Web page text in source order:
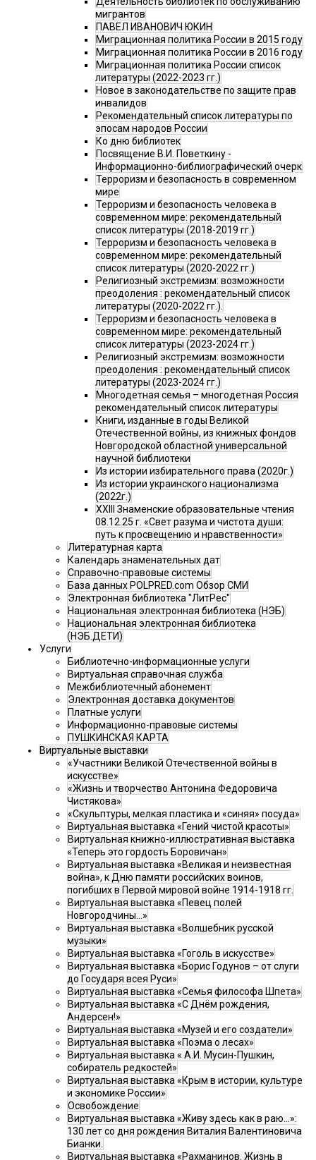
мигрантов
ПАВЕЛ ИВАНОВИЧ ЮКИН
Миграционная политика России в 2015 году
Миграционная политика России в 2016 году
Миграционная политика России список
литературы (2022-2023 гг.)
Новое в законодательстве по защите прав
инвалидов
Рекомендательный список литературы по
эпосам народов России
Ко дню библиотек
Посвящение В.И. Поветкину -
Информационно-библиографический очерк
Терроризм и безопасность в современном
мире
Терроризм и безопасность человека в
современном мире: рекомендательный
список литературы (2018-2019 гг.)
Терроризм и безопасность человека в
современном мире: рекомендательный
список литературы (2020-2022 гг.)
Религиозный экстремизм: возможности
преодоления : рекомендательный список
литературы (2020-2022 гг.).
Терроризм и безопасность человека в
современном мире: рекомендательный
список литературы (2023-2024 гг.)
Религиозный экстремизм: возможности
преодоления : рекомендательный список
литературы (2023-2024 гг.)
Многодетная семья – многодетная Россия
рекомендательный список литературы
Книги, изданные в годы Великой
Отечественной войны, из книжных фондов
Новгородской областной универсальной
научной библиотеки
Из истории избирательного права (2020г.)
Из истории украинского национализма
(2022г.)
XXIII Знаменские образовательные чтения
08.12.25 г. «Свет разума и чистота души:
путь к просвещению и нравственности»
Литературная карта
Календарь знаменательных дат
Справочно-правовые системы
База данных POLPRED.com Обзор СМИ
Электронная библиотека "ЛитРес"
Национальная электронная библиотека (НЭБ)
Национальная электронная библиотека
(НЭБ.ДЕТИ)
Услуги
Библиотечно-информационные услуги
Виртуальная справочная служба
Межбиблиотечный абонемент
Электронная доставка документов
Платные услуги
Информационно-правовые системы
ПУШКИНСКАЯ КАРТА
Виртуальные выставки
«Участники Великой Отечественной войны в
искусстве»
«Жизнь и творчество Антонина Федоровича
Чистякова»
«Скульптуры, мелкая пластика и «синяя» посуда»
Виртуальная выставка «Гений чистой красоты»
Виртуальная книжно-иллюстративная выставка
«Теперь это гордость Боровичан»
Виртуальная выставка «Великая и неизвестная
война», к Дню памяти российских воинов,
погибших в Первой мировой войне 1914-1918 гг.
Виртуальная выставка «Певец полей
Новгородчины…»
Виртуальная выставка «Волшебник русской
музыки»
Виртуальная выставка «Гоголь в искусстве»
Виртуальная выставка «Борис Годунов – от слуги
до Государя всея Руси»
Виртуальная выставка «Семья философа Шпета»
Виртуальная выставка «С Днём рождения,
Андерсен!»
Виртуальная выставка «Музей и его создатели»
Виртуальная выставка «Поэма о лесах»
Виртуальная выставка « А.И. Мусин-Пушкин,
собиратель редкостей»
Виртуальная выставка «Крым в истории, культуре
и экономике России»
Освобождение
Виртуальная выставка «Живу здесь как в раю…»:
130 лет со дня рождения Виталия Валентиновича
Бианки.
Виртуальная выставка «Рахманинов. Жизнь в